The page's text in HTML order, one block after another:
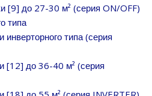
[9] до 27-30 м² (серия ON/OFF)
типа
типа (серия
[12] до 36-40 м² (серия